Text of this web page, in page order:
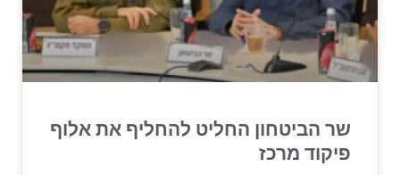
שר הביטחון החליט להחליף את אלוף
פיקוד מרכז